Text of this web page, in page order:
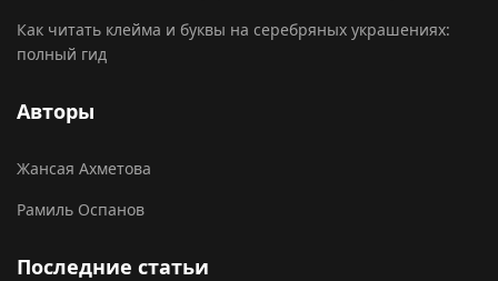
Как читать клейма и буквы на серебряных украшениях:
полный гид
Авторы
Жансая Ахметова
Рамиль Оспанов
Последние статьи